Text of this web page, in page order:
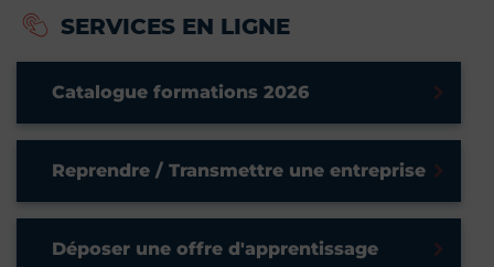
SERVICES EN LIGNE
Catalogue formations 2026
Reprendre / Transmettre une entreprise
Déposer une offre d'apprentissage